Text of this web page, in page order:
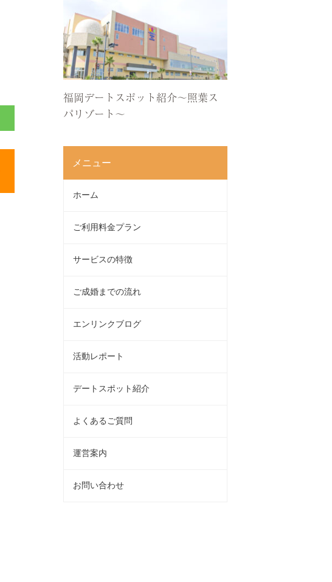
福岡デートスポット紹介〜照葉ス
パリゾート〜
メニュー
ホーム
ご利用料金プラン
サービスの特徴
ご成婚までの流れ
エンリンクブログ
活動レポート
デートスポット紹介
よくあるご質問
運営案内
お問い合わせ